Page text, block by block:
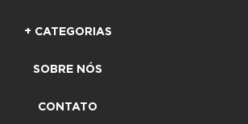
+ CATEGORIAS
SOBRE NÓS
CONTATO